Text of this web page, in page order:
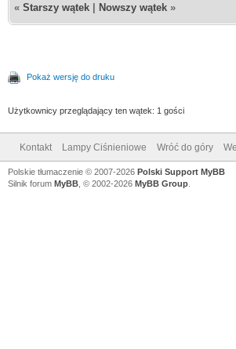
« Starszy wątek Nowszy wątek »
Pokaż wersję do druku
Użytkownicy przeglądający ten wątek: 1 gości
Kontakt Lampy Ciśnieniowe Wróć do góry
Polskie tłumaczenie © 2007-2026 Polski Support MyBB
Silnik forum MyBB , © 2002-2026 MyBB Group